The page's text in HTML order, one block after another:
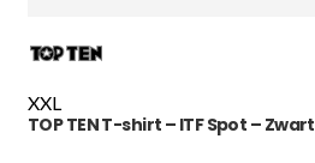
XXL
TOP TEN T-shirt – ITF Spot – Zwart